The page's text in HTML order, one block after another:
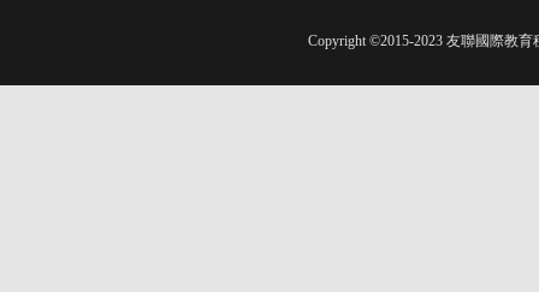
Copyright ©2015-2023 友聯國際教